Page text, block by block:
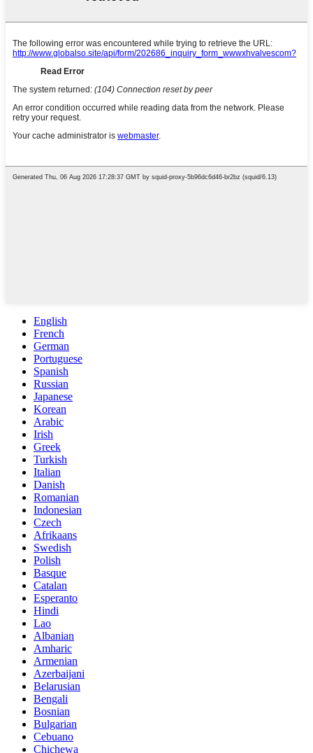
English
French
German
Portuguese
Spanish
Russian
Japanese
Korean
Arabic
Irish
Greek
Turkish
Italian
Danish
Romanian
Indonesian
Czech
Afrikaans
Swedish
Polish
Basque
Catalan
Esperanto
Hindi
Lao
Albanian
Amharic
Armenian
Azerbaijani
Belarusian
Bengali
Bosnian
Bulgarian
Cebuano
Chichewa